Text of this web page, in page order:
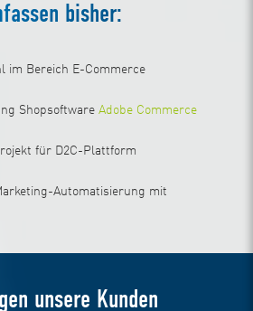
bisher:
im Bereich E-Commerce
ShopsoftwareAdobe Commerce
für D2C-Plattform
Automatisierung mit
unsere Kunden